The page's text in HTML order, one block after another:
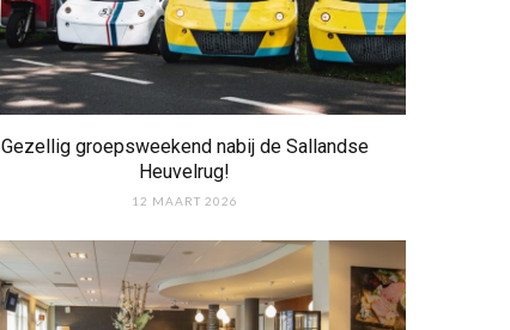
Gezellig groepsweekend nabij de Sallandse
Heuvelrug!
12 MAART 2026